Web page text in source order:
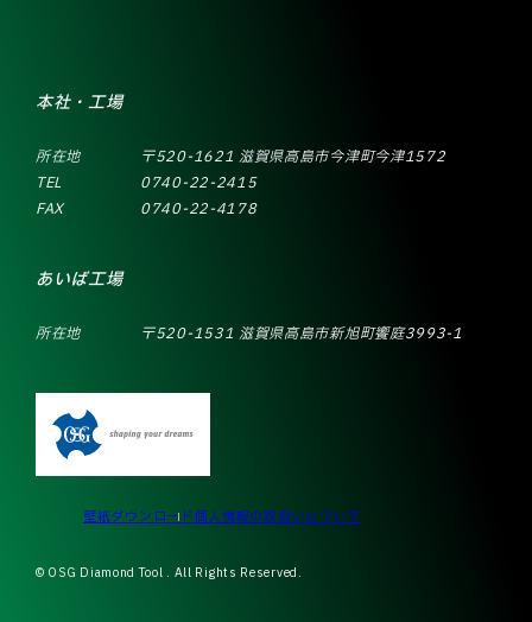
本社・工場
所在地
〒520-1621 滋賀県高島市今津町今津1572
TEL
0740-22-2415
FAX
0740-22-4178
あいば工場
所在地 〒520-1531 滋賀県高島市新旭町饗庭3993-1
壁紙ダウンロード個人情報の取扱いについて
© OSG Diamond Tool . All Rights Reserved.